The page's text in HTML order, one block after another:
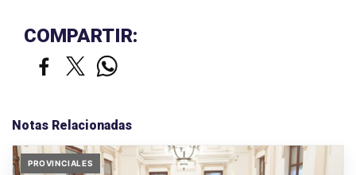
COMPARTIR:
Notas Relacionadas
PROVINCIALES